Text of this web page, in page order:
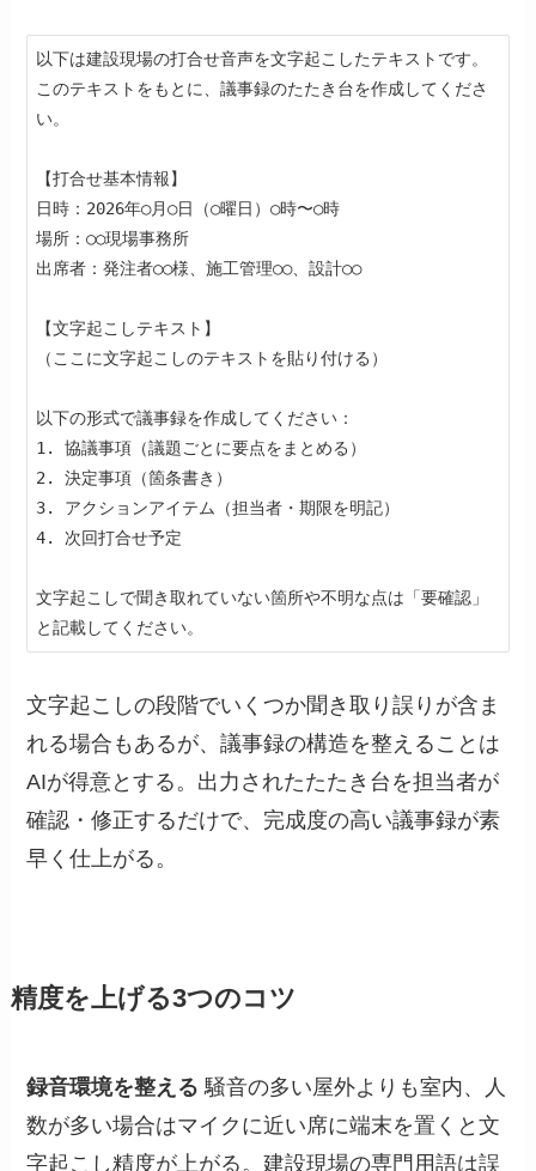
以下は建設現場の打合せ音声を文字起こしたテキストです。
このテキストをもとに、議事録のたたき台を作成してくださ
い。
【打合せ基本情報】
日時：2026年○月○日（○曜日）○時〜○時
場所：○○現場事務所
出席者：発注者○○様、施工管理○○、設計○○
【文字起こしテキスト】
（ここに文字起こしのテキストを貼り付ける）
以下の形式で議事録を作成してください：
1. 協議事項（議題ごとに要点をまとめる）
2. 決定事項（箇条書き）
3. アクションアイテム（担当者・期限を明記）
4. 次回打合せ予定
文字起こしで聞き取れていない箇所や不明な点は「要確認」
文字起こしの段階でいくつか聞き取り誤りが含ま
れる場合もあるが、議事録の構造を整えることは
AIが得意とする。出力されたたたき台を担当者が
確認・修正するだけで、完成度の高い議事録が素
早く仕上がる。
精度を上げる3つのコツ
録音環境を整える 騒音の多い屋外よりも室内、人
数が多い場合はマイクに近い席に端末を置くと文
字起こし精度が上がる。建設現場の専門用語は誤